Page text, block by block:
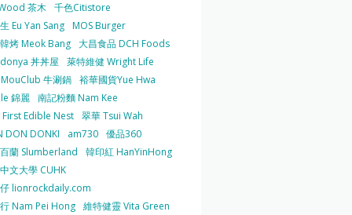
茶木 千色Citistore
Eu Yan Sang MOS Burger
烤 Meok Bang 大昌食品 DCH Foods
丼丼屋
萊特維健 Wright Life
牛涮鍋 裕華國貨Yue Hwa
錦麗 南記粉麵 Nam Kee
First Edible Nest 翠華 Tsui Wah
DON DONKI
am730 優品360
蘭 Slumberland
韓印紅 HanYinHong
文大學 CUHK
lionrockdaily.com
Nam Pei Hong 維特健靈 Vita Green